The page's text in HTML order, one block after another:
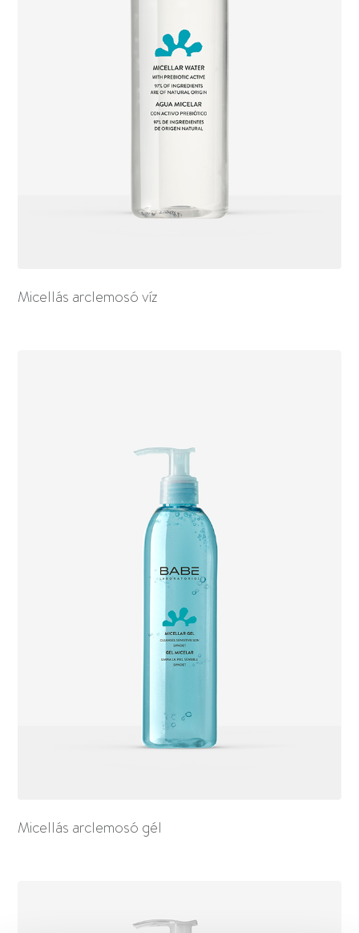
Micellás arclemosó víz
Micellás arclemosó gél